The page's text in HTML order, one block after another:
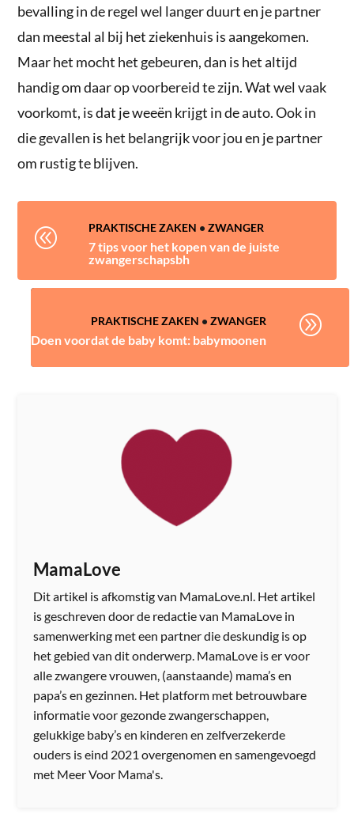
bevalling in de regel wel langer duurt en je partner
dan meestal al bij het ziekenhuis is aangekomen.
Maar het mocht het gebeuren, dan is het altijd
handig om daar op voorbereid te zijn. Wat wel vaak
voorkomt, is dat je weeën krijgt in de auto. Ook in
die gevallen is het belangrijk voor jou en je partner
om rustig te blijven.
@ PRAKTISCHE ZAKEN •ZWANGER
7 tips voor het kopen van de juiste
zwangerschapsbh
PRAKTISCHE ZAKEN • ZWANGER
Doen voordat de baby komt: babymoonen
A
MamaLove
Dit artikel is afkomstig van MamaLove.nl. Het artikel
is geschreven door de redactie van MamaLove in
samenwerking met een partner die deskundig is op
het gebied van dit onderwerp. MamaLove is er voor
alle zwangere vrouwen, (aanstaande) mama’s en
papa’s en gezinnen. Het platform met betrouwbare
informatie voor gezonde zwangerschappen,
gelukkige baby’s en kinderen en zelfverzekerde
ouders is eind 2021 overgenomen en samengevoegd
met Meer Voor Mama's.